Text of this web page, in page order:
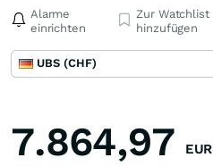
Alarme
einrichten
Zur Watchlist
hinzufügen
UBS (CHF)
7.864,97 EUR